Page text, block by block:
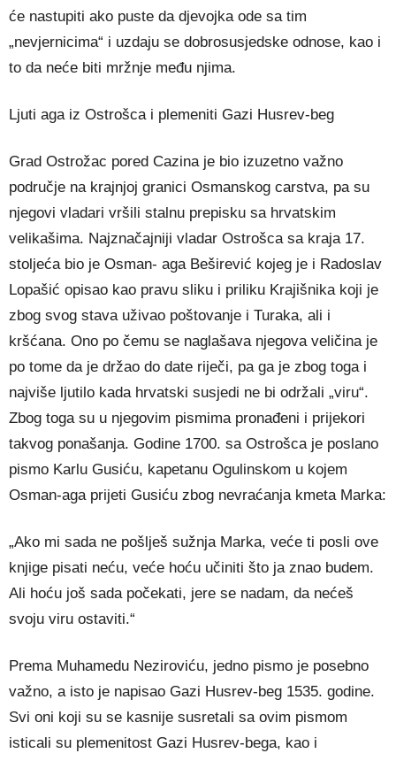
će nastupiti ako puste da djevojka ode sa tim
„nevjernicima“ i uzdaju se dobrosusjedske odnose, kao i
to da neće biti mržnje među njima.
Ljuti aga iz Ostrošca i plemeniti Gazi Husrev-beg
Grad Ostrožac pored Cazina je bio izuzetno važno
područje na krajnjoj granici Osmanskog carstva, pa su
njegovi vladari vršili stalnu prepisku sa hrvatskim
velikašima. Najznačajniji vladar Ostrošca sa kraja 17.
stoljeća bio je Osman- aga Beširević kojeg je i Radoslav
Lopašić opisao kao pravu sliku i priliku Krajišnika koji je
zbog svog stava uživao poštovanje i Turaka, ali i
kršćana. Ono po čemu se naglašava njegova veličina je
po tome da je držao do date riječi, pa ga je zbog toga i
najviše ljutilo kada hrvatski susjedi ne bi održali „viru“.
Zbog toga su u njegovim pismima pronađeni i prijekori
takvog ponašanja. Godine 1700. sa Ostrošca je poslano
pismo Karlu Gusiću, kapetanu Ogulinskom u kojem
Osman-aga prijeti Gusiću zbog nevraćanja kmeta Marka:
„Ako mi sada ne pošlješ sužnja Marka, veće ti posli ove
knjige pisati neću, veće hoću učiniti što ja znao budem.
Ali hoću još sada počekati, jere se nadam, da nećeš
svoju viru ostaviti.“
Prema Muhamedu Neziroviću, jedno pismo je posebno
važno, a isto je napisao Gazi Husrev-beg 1535. godine.
Svi oni koji su se kasnije susretali sa ovim pismom
isticali su plemenitost Gazi Husrev-bega, kao i